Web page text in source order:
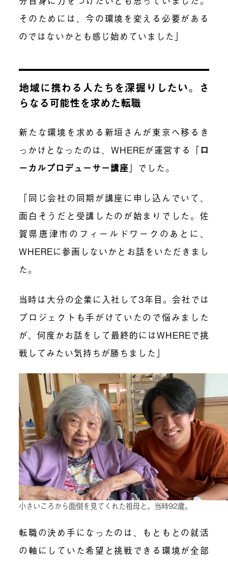
そのためには、今の環境を変える必要がある
のではないかとも感じ始めていました」
地域に携わる人たちを深掘りしたい。さ
らなる可能性を求めた転職
新たな環境を求める新垣さんが東京へ移るき
っかけとなったのは、WHEREが運営する「 ロ
ーカルプロデューサー講座 」でした。
「同じ会社の同期が講座に申し込んでいて、
面白そうだと受講したのが始まりでした。佐
賀県唐津市のフィールドワークのあとに、
WHEREに参画しないかとお話をいただきまし
た。
当時は大分の企業に入社して3年目。会社では
プロジェクトも手がけていたので悩みました
が、何度かお話をして最終的にはWHEREで挑
戦してみたい気持ちが勝ちました」
小さいころから面倒を見てくれた祖母と。当時92歳。
転職の決め手になったのは、もともとの就活
の軸にしていた希望と挑戦できる環境が全部